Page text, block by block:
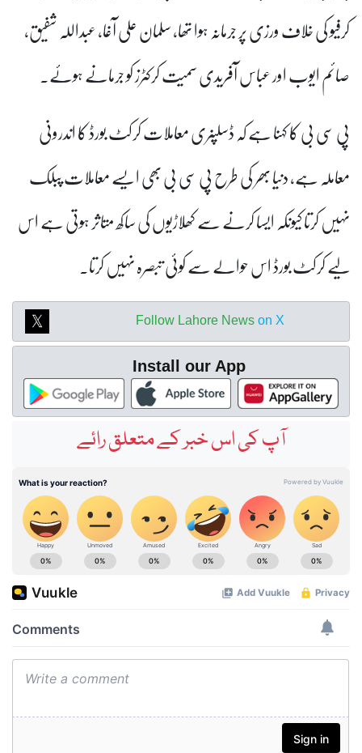
کرفیو کی خلاف ورزی پر جرمانہ ہوا تھا، سلمان علی آغا، عبداللہ شفیق،
صائم ایوب اور عباس آفریدی سمیت کرکٹرز کو جرمانے ہوئے۔
پی سی بی کا کہنا ہے کہ ڈسلپنری معاملات کرکٹ بورڈ کا اندرونی
معاملہ ہے، دنیا بھر کی طرح پی سی بی بھی ایسے معاملات پبلک
نہیں کرتا کیونکہ ایسا کرنے سے کھلاڑیوں کی ساکھ متاثر ہوتی ہے اس
لیے کرکٹ بورڈ اس حوالے سے کوئی تبصرہ نہیں کرتا۔
Follow Lahore News on X
Install our App
آپ کی اس خبر کے متعلق رائے